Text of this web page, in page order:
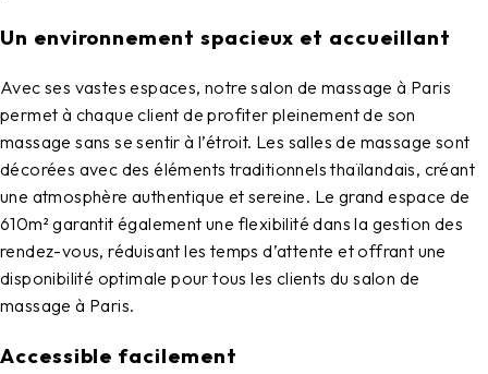
Un environnement spacieux et accueillant
Avec ses vastes espaces, notresalon de massage à Paris
permet à chaque client de profiter pleinement de son
massage sans se sentir à l’étroit. Les salles de massage sont
décorées avec des éléments traditionnels thaïlandais, créant
une atmosphère authentique et sereine. Le grand espace de
610m² garantit également une flexibilité dans la gestion des
rendez-vous, réduisant les temps d’attente et offrant une
disponibilité optimale pour tous les clients dusalon de
massage à Paris.
Accessible facilement